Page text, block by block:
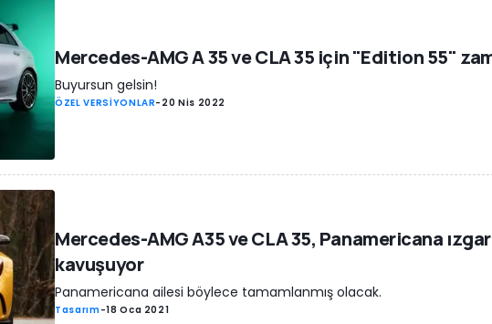
Mercedes-AMG A 35 ve CLA 35 için "Edition 55"
Buyursun gelsin!
ÖZEL VERSİYONLAR- 20 Nis 2022
Mercedes-AMG A35 ve CLA 35, Panamericana
kavuşuyor
Panamericana ailesi böylece tamamlanmış olacak.
Tasarım-18 Oca 2021